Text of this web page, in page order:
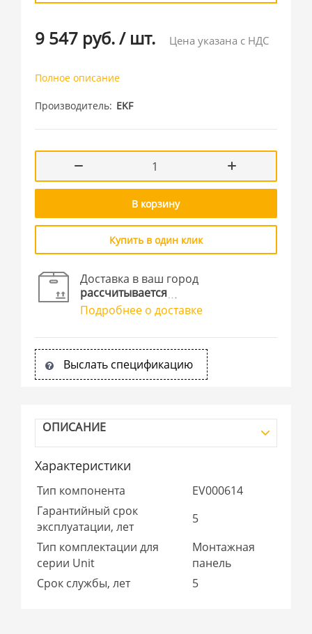
9 547 руб./ шт. Цена указана с НДС
Полное описание
Производитель EKF
В корзину
Купить в один клик
Доставка в ваш город
рассчитывается
Подробнее о доставке
Выслать спецификацию
ОПИСАНИЕ
Характеристики
Тип компонента
EV000614
Гарантийный срок
эксплуатации, лет
5
Тип комплектации для
серии Unit
Монтажная
панель
Срок службы, лет
5